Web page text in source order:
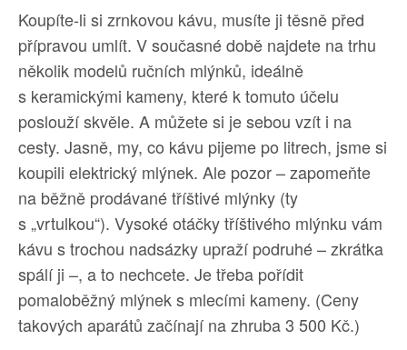
Koupíte-li si zrnkovou kávu, musíte ji těsně před
přípravou umlít. V současné době najdete na trhu
několik modelů ručních mlýnků, ideálně
s keramickými kameny, které k tomuto účelu
poslouží skvěle. A můžete si je sebou vzít i na
cesty. Jasně, my, co kávu pijeme po litrech, jsme si
koupili elektrický mlýnek. Ale pozor – zapomeňte
na běžně prodávané tříštivé mlýnky (ty
s „vrtulkou“). Vysoké otáčky tříštivého mlýnku vám
kávu s trochou nadsázky upraží podruhé – zkrátka
spálí ji –, a to nechcete. Je třeba pořídit
pomaloběžný mlýnek s mlecími kameny. (Ceny
takových aparátů začínají na zhruba 3 500 Kč.)